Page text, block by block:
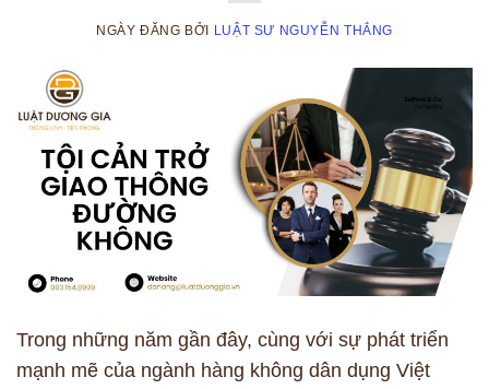
NGÀY ĐĂNG BỞI LUẬT SƯ NGUYỄN THẮNG
Trong những năm gần đây, cùng với sự phát triển
mạnh mẽ của ngành hàng không dân dụng Việt